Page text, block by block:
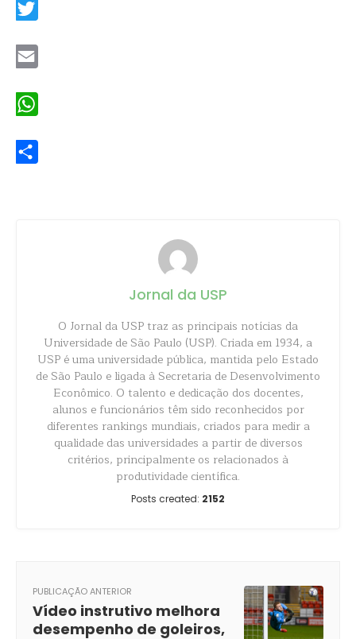
Jornal da USP
O Jornal da USP traz as principais notícias da
Universidade de São Paulo (USP). Criada em 1934, a
USP é uma universidade pública, mantida pelo Estado
de São Paulo e ligada à Secretaria de Desenvolvimento
Econômico. O talento e dedicação dos docentes,
alunos e funcionários têm sido reconhecidos por
diferentes rankings mundiais, criados para medir a
qualidade das universidades a partir de diversos
critérios, principalmente os relacionados à
produtividade científica.
Posts created: 2152
PUBLICAÇÃO ANTERIOR
Vídeo instrutivo melhora
desempenho de goleiros,